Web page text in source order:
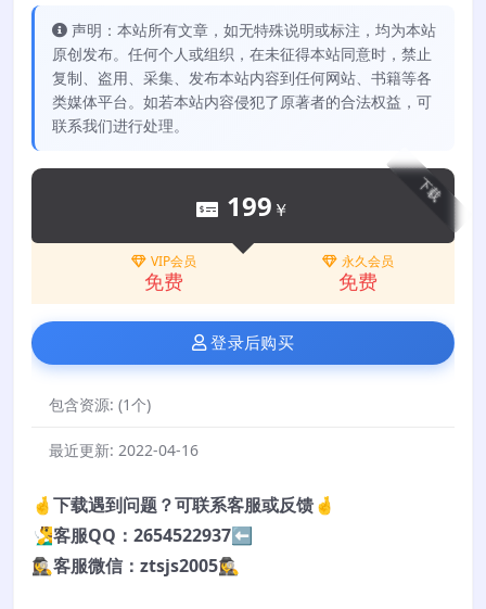
声明：本站所有文章，如无特殊说明或标注，均为本站
原创发布。任何个人或组织，在未征得本站同意时，禁止
复制、盗用、采集、发布本站内容到任何网站、书籍等各
类媒体平台。如若本站内容侵犯了原著者的合法权益，可
联系我们进行处理。
下载
199 ￥
VIP会员
免费
永久会员
免费
登录后购买
包含资源: (1个)
最近更新: 2022-04-16
🤞下载遇到问题？可联系客服或反馈🤞
🧏‍♂️客服QQ：2654522937⬅️
🕵️‍♀️客服微信：ztsjs2005🕵️‍♀️